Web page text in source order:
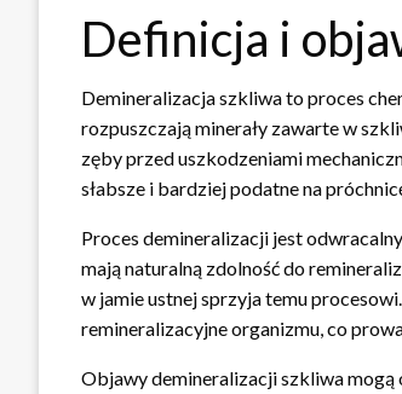
Definicja i
Demineralizacja szkliwa to proces
rozpuszczają minerały zawarte w
zęby przed uszkodzeniami
słabsze i bardziej podatne na
Proces demineralizacji jest
mają naturalną zdolność do
w jamie ustnej sprzyja temu
remineralizacyjne organizmu, co
Objawy demineralizacji szkliwa mogą